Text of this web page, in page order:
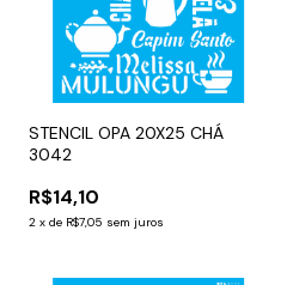
STENCIL OPA 20X25 CHÁ
3042
R$14,10
2 x de R$7,05 sem juros